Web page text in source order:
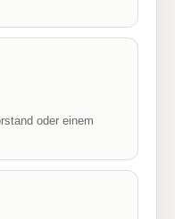
oder einem